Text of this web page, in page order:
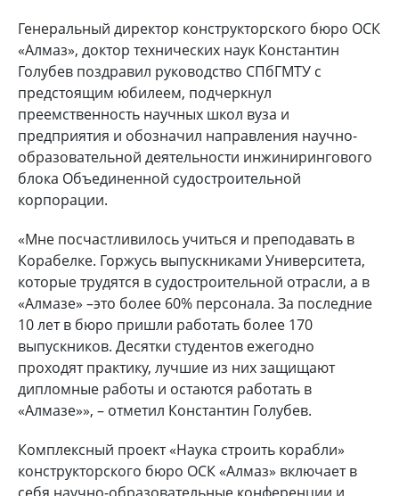
Генеральный директор конструкторского бюро ОСК
«Алмаз», доктор технических наук Константин
Голубев поздравил руководство СПбГМТУ с
предстоящим юбилеем, подчеркнул
преемственность научных школ вуза и
предприятия и обозначил направления научно-
образовательной деятельности инжинирингового
блока Объединенной судостроительной
корпорации.
«Мне посчастливилось учиться и преподавать в
Корабелке. Горжусь выпускниками Университета,
которые трудятся в судостроительной отрасли, а в
«Алмазе» –это более 60% персонала. За последние
10 лет в бюро пришли работать более 170
выпускников. Десятки студентов ежегодно
проходят практику, лучшие из них защищают
дипломные работы и остаются работать в
«Алмазе»», – отметил Константин Голубев.
Комплексный проект «Наука строить корабли»
конструкторского бюро ОСК «Алмаз» включает в